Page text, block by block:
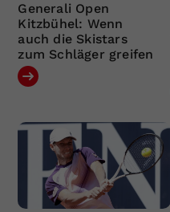
Generali Open
Kitzbühel: Wenn
auch die Skistars
zum Schläger greifen